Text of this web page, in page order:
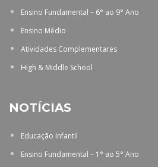
Ensino Fundamental – 6° ao 9° Ano
Ensino Médio
Atividades Complementares
High & Middle School
NOTÍCIAS
Educação Infantil
Ensino Fundamental – 1° ao 5° Ano